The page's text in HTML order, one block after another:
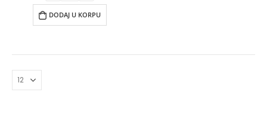
DODAJ U KORPU